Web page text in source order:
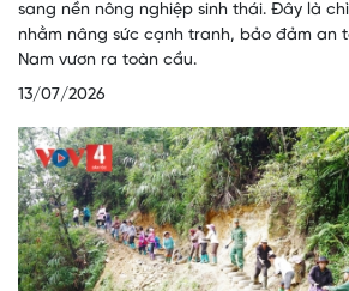
sang nền nông nghiệp sinh thái. Đây là
nhằm nâng sức cạnh tranh, bảo đảm an
Nam vươn ra toàn cầu.
13/07/2026